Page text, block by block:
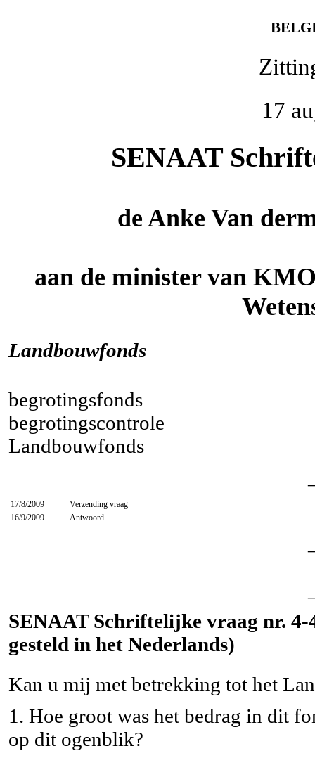
17
SENAAT
de Anke Van
aan de minister van
Landbouwfonds
begrotingsfonds
begrotingscontrole
Landbouwfonds
17/8/2009
Verzending vraag
16/9/2009
Antwoord
SENAAT Schriftelijke vraag nr. 4-
gesteld in het Nederlands)
Kan u mij met betrekking tot het
1. Hoe groot was het bedrag in dit
op dit ogenblik?